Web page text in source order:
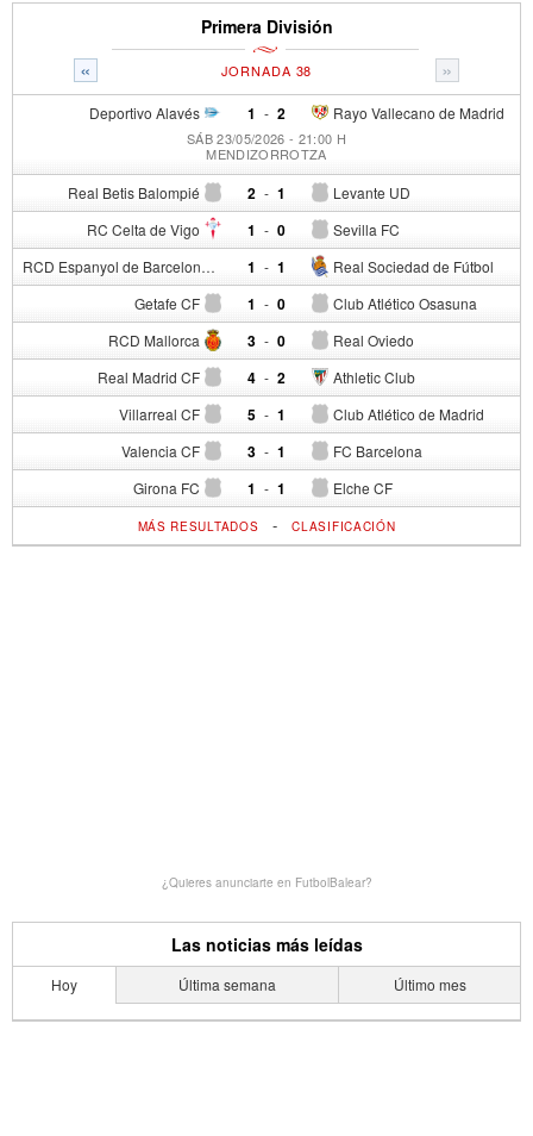
Primera División
« »
JORNADA 38
Deportivo Alavés 1 - Rayo Vallecano de Madrid
2
SÁB 23/05/2026 - 21:00 H
MENDIZORROTZA
Real Betis Balompié 2 - Levante UD
1
RC Celta de Vigo 1 - Sevilla FC
0
RCD Espanyol de Barcelona 1 - Real Sociedad de Fútbol
1
Getafe CF 1 - Club Atlético Osasuna
0
RCD Mallorca 3 - Real Oviedo
0
Real Madrid CF 4 - Athletic Club
2
Villarreal CF 5 - Club Atlético de Madrid
1
Valencia CF 3 - FC Barcelona
1
Girona FC 1 - Elche CF
1
MÁS RESULTADOS -CLASIFICACIÓN
¿Quieres anunciarte en FutbolBalear?
Las noticias más leídas
Hoy Última semana Último mes